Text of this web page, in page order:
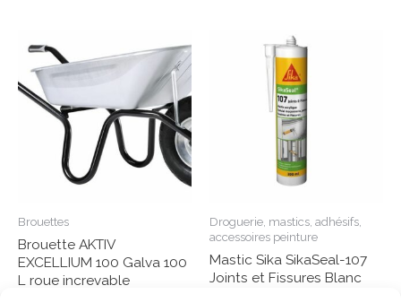
Brouettes
Brouette AKTIV
EXCELLIUM 100 Galva 100
L roue increvable
Droguerie, mastics, adhésifs,
accessoires peinture
Mastic Sika SikaSeal-107
Joints et Fissures Blanc